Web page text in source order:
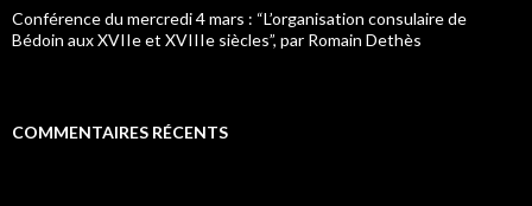
Conférence du mercredi 4 mars : “L’organisation consulaire de
Bédoin aux XVIIe et XVIIIe siècles”, par Romain Dethès
COMMENTAIRES RÉCENTS